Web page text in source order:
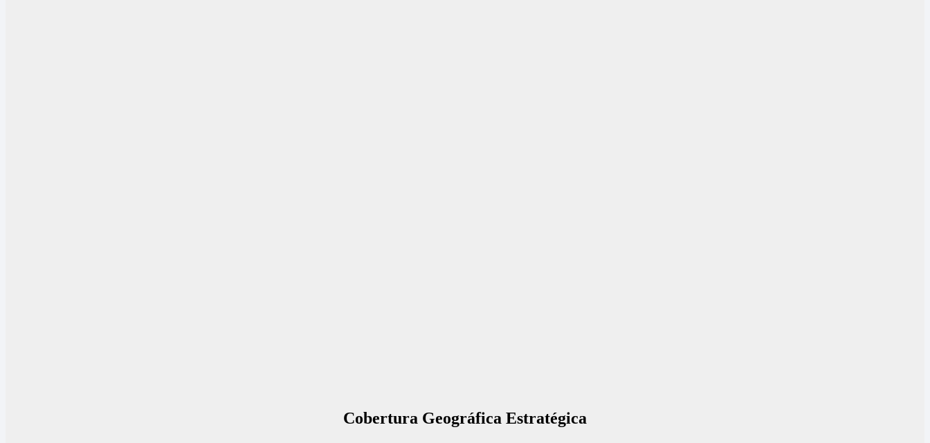
Cobertura Geográfica Estratégica